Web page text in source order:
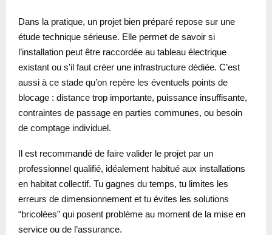
Dans la pratique, un projet bien préparé repose sur une
étude technique sérieuse. Elle permet de savoir si
l’installation peut être raccordée au tableau électrique
existant ou s’il faut créer une infrastructure dédiée. C’est
aussi à ce stade qu’on repère les éventuels points de
blocage : distance trop importante, puissance insuffisante,
contraintes de passage en parties communes, ou besoin
de comptage individuel.
Il est recommandé de faire valider le projet par un
professionnel qualifié, idéalement habitué aux installations
en habitat collectif. Tu gagnes du temps, tu limites les
erreurs de dimensionnement et tu évites les solutions
“bricolées” qui posent problème au moment de la mise en
service ou de l’assurance.